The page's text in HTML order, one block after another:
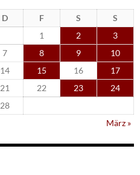
D F S
S
1
2
3
7 8 9
10
14 15 16
17
21 22 23
24
28
März »